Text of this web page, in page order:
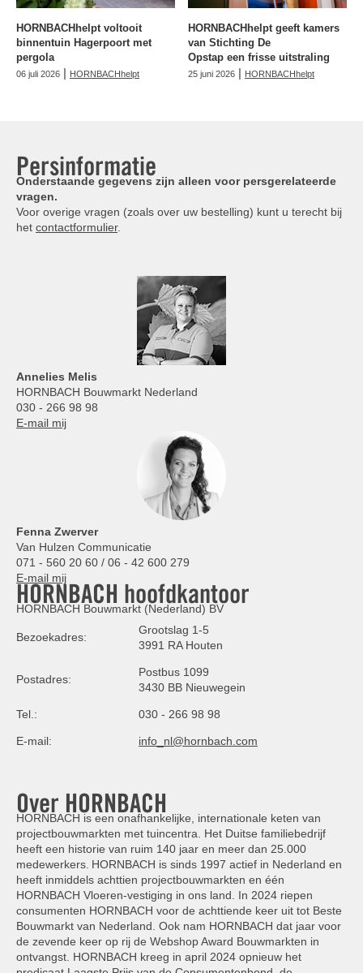
HORNBACHhelpt voltooit
binnentuin Hagerpoort met
pergola
06 juli 2026 | HORNBACHhelpt
HORNBACHhelpt geeft kamers
van Stichting De
Opstap een frisse uitstraling
25 juni 2026 | HORNBACHhelpt
Persinformatie
Onderstaande gegevens zijn alleen voor persgerelateerde
vragen.
Voor overige vragen (zoals over uw bestelling) kunt u terecht bij
het contactformulier.
Annelies Melis
HORNBACH Bouwmarkt Nederland
030 - 266 98 98
E-mail mij
Fenna Zwerver
Van Hulzen Communicatie
071 - 560 20 60 / 06 - 42 600 279
E-mail mij
HORNBACH hoofdkantoor
HORNBACH Bouwmarkt (Nederland) BV
Bezoekadres:
Grootslag 1-5
3991 RA Houten
Postadres:
Postbus 1099
3430 BB Nieuwegein
Tel.: 030 - 266 98 98
E-mail: info_nl@hornbach.com
Over HORNBACH
HORNBACH is een onafhankelijke, internationale keten van
projectbouwmarkten met tuincentra. Het Duitse familiebedrijf
heeft een historie van ruim 140 jaar en meer dan 25.000
medewerkers. HORNBACH is sinds 1997 actief in Nederland en
heeft inmiddels achttien projectbouwmarkten en één
HORNBACH Vloeren-vestiging in ons land. In 2024 riepen
consumenten HORNBACH voor de achttiende keer uit tot Beste
Bouwmarkt van Nederland. Ook nam HORNBACH dat jaar voor
de zevende keer op rij de Webshop Award Bouwmarkten in
ontvangst. HORNBACH kreeg in april 2024 opnieuw het